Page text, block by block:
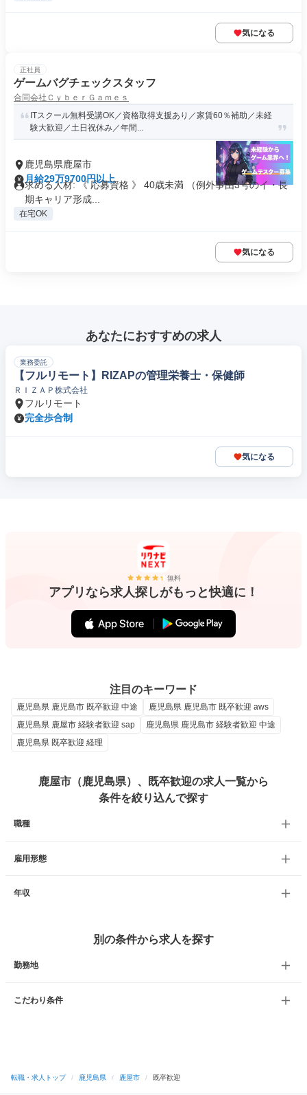
気になる
正社員
ゲームバグチェックスタッフ
合同会社ＣｙｂｅｒＧａｍｅｓ
ITスクール無料受講OK／資格取得支援あり／家賃60％補助／未経
験大歓迎／土日祝休み／年間...
鹿児島県鹿屋市
月給29万9700円以上
求める人材: 《 応募資格 》 40歳未満 （例外事由3号のイ・長
期キャリア形成...
在宅OK
気になる
あなたにおすすめの求人
業務委託
【フルリモート】RIZAPの管理栄養士・保健師
ＲＩＺＡＰ株式会社
フルリモート
完全歩合制
気になる
無料
アプリなら求人探しがもっと快適に！
注目のキーワード
鹿児島県 鹿児島市 既卒歓迎 中途
鹿児島県 鹿児島市 既卒歓迎 aws
鹿児島県 鹿屋市 経験者歓迎 sap
鹿児島県 鹿児島市 経験者歓迎 中途
鹿児島県 既卒歓迎 経理
鹿屋市（鹿児島県）、既卒歓迎の求人一覧から
条件を絞り込んで探す
職種
雇用形態
年収
別の条件から求人を探す
勤務地
こだわり条件
転職・求人トップ / 鹿児島県 / 鹿屋市 / 既卒歓迎